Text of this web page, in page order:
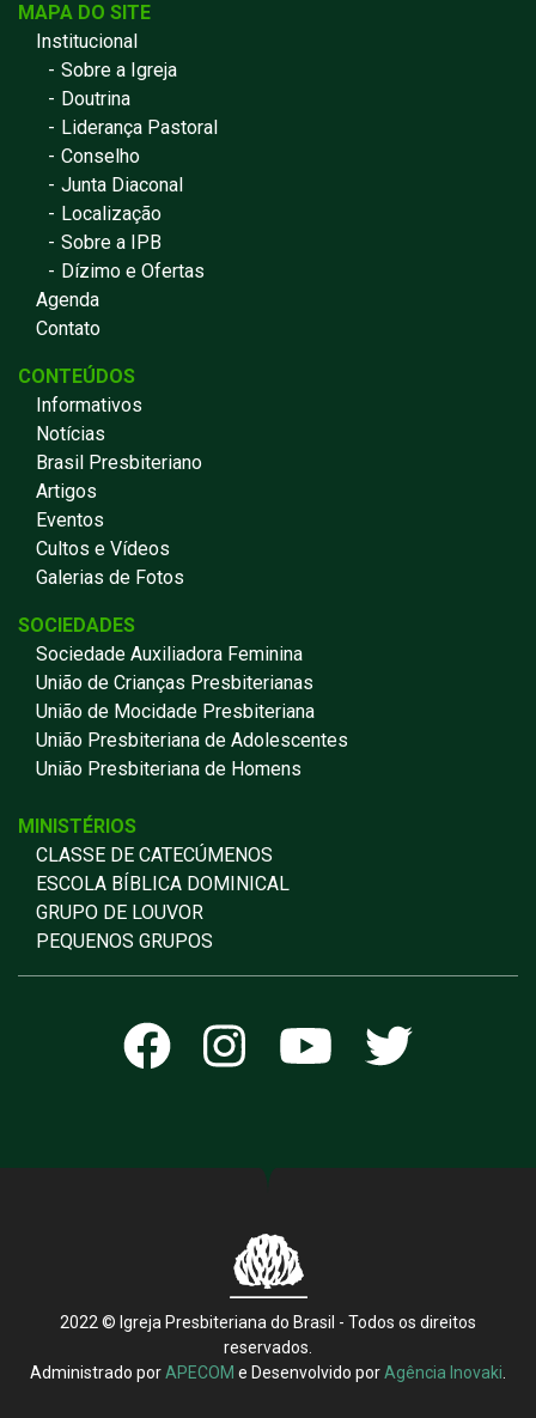
MAPA DO SITE
Institucional
Sobre a Igreja
Doutrina
Liderança Pastoral
Conselho
Junta Diaconal
Localização
Sobre a IPB
Dízimo e Ofertas
Agenda
Contato
CONTEÚDOS
Informativos
Notícias
Brasil Presbiteriano
Artigos
Eventos
Cultos e Vídeos
Galerias de Fotos
SOCIEDADES
Sociedade Auxiliadora Feminina
União de Crianças Presbiterianas
União de Mocidade Presbiteriana
União Presbiteriana de Adolescentes
União Presbiteriana de Homens
MINISTÉRIOS
CLASSE DE CATECÚMENOS
ESCOLA BÍBLICA DOMINICAL
GRUPO DE LOUVOR
PEQUENOS GRUPOS
2022 © Igreja Presbiteriana do Brasil - Todos os direitos
reservados.
Administrado porAPECOM e Desenvolvido porAgência Inovaki